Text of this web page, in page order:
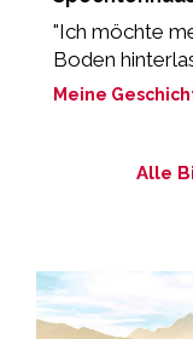
"Ich möchte
Boden
Meine
Alle